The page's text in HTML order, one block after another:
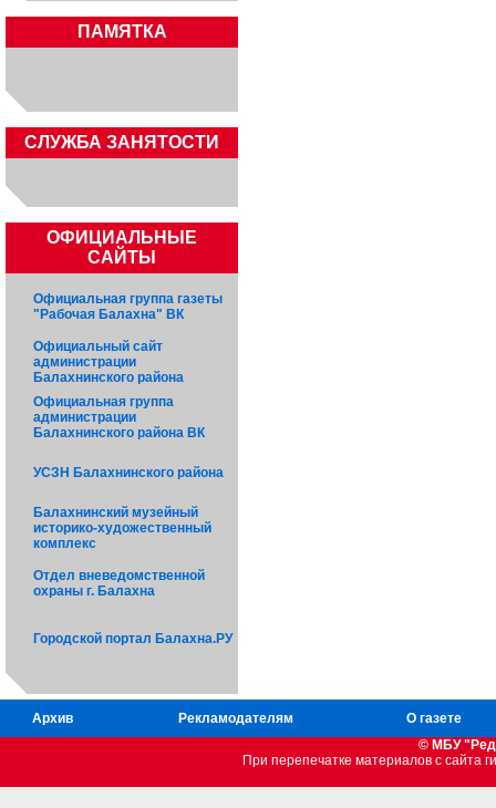
ПАМЯТКА
CЛУЖБА ЗАНЯТОСТИ
ОФИЦИАЛЬНЫЕ
САЙТЫ
Официальная группа газеты
"Рабочая Балахна" ВК
Официальный сайт
администрации
Балахнинского района
Официальная группа
администрации
Балахнинского района ВК
УСЗН Балахнинского района
Балахнинский музейный
историко-художественный
комплекс
Отдел вневедомственной
охраны г. Балахна
Городской портал Балахна.РУ
Архив Рекламодателям
О газете
© МБУ
При перепечатке материалов c сайта